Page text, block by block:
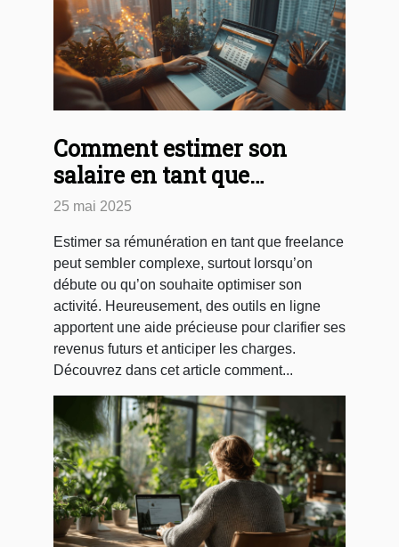
Comment estimer son
salaire en tant que
freelance avec un
simulateur en ligne
25 mai 2025
Estimer sa rémunération en tant que freelance
peut sembler complexe, surtout lorsqu’on
débute ou qu’on souhaite optimiser son
activité. Heureusement, des outils en ligne
apportent une aide précieuse pour clarifier ses
revenus futurs et anticiper les charges.
Découvrez dans cet article comment...